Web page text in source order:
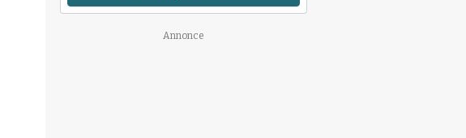
Annonce